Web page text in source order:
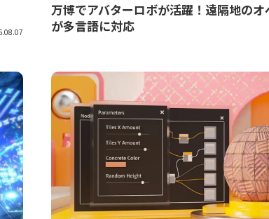
万博でアバターロボが活躍！遠隔地のオ
が多言語に対応